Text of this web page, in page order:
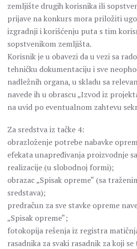
zemljište drugih korisnika ili
prijave na konkurs mora priložiti
izgradnji i korišćenju puta s tim
sopstvenikom zemljišta.
Korisnik je u obavezi da u vezi sa
tehničku dokumentaciju i sve
nadležnih organa, u skladu sa
navede ih u obrascu „Izvod iz
na uvid po eventualnom zahtevu
Za sredstva iz tačke 4:
obrazloženje potrebe nabavke
efekata unapređivanja proizvodnje
realizacije (u slobodnoj formi);
obrazac „Spisak opreme“ (sa
sredstava);
predračun za sve stavke opreme
„Spisak opreme“;
fotokopija rešenja iz registra
rasadnika za svaki rasadnik za koji